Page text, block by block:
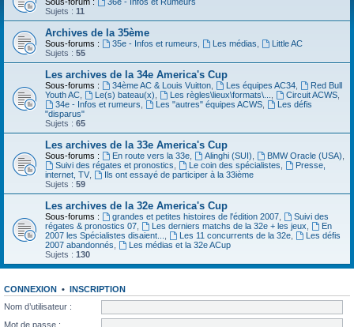
Sous-forum :
36e - Infos et Rumeurs
Sujets : 11
Archives de la 35ème
Sous-forums : 35e - Infos et rumeurs, Les médias,
Little AC
Sujets : 55
Les archives de la 34e America's Cup
Sous-forums : 34ème AC & Louis Vuitton, Les équipes AC34,
Red Bull
Youth AC, Le(s) bateau(x), Les règles\lieux\formats\..., Circuit ACWS,
34e - Infos et rumeurs, Les "autres" équipes ACWS,
Les défis
"disparus"
Sujets : 65
Les archives de la 33e America's Cup
Sous-forums : En route vers la 33e, Alinghi (SUI), BMW Oracle (USA),
Suivi des régates et pronostics, Le coin des spécialistes,
Presse,
internet, TV,
Ils ont essayé de participer à la 33ième
Sujets : 59
Les archives de la 32e America's Cup
Sous-forums : grandes et petites histoires de l'édition 2007,
Suivi des
régates & pronostics 07, Les derniers matchs de la 32e + les jeux,
En
2007 les Spécialistes disaient..., Les 11 concurrents de la 32e,
Les défis
2007 abandonnés,
Les médias et la 32e ACup
Sujets : 130
CONNEXION •
INSCRIPTION
Nom d’utilisateur :
Mot de passe :